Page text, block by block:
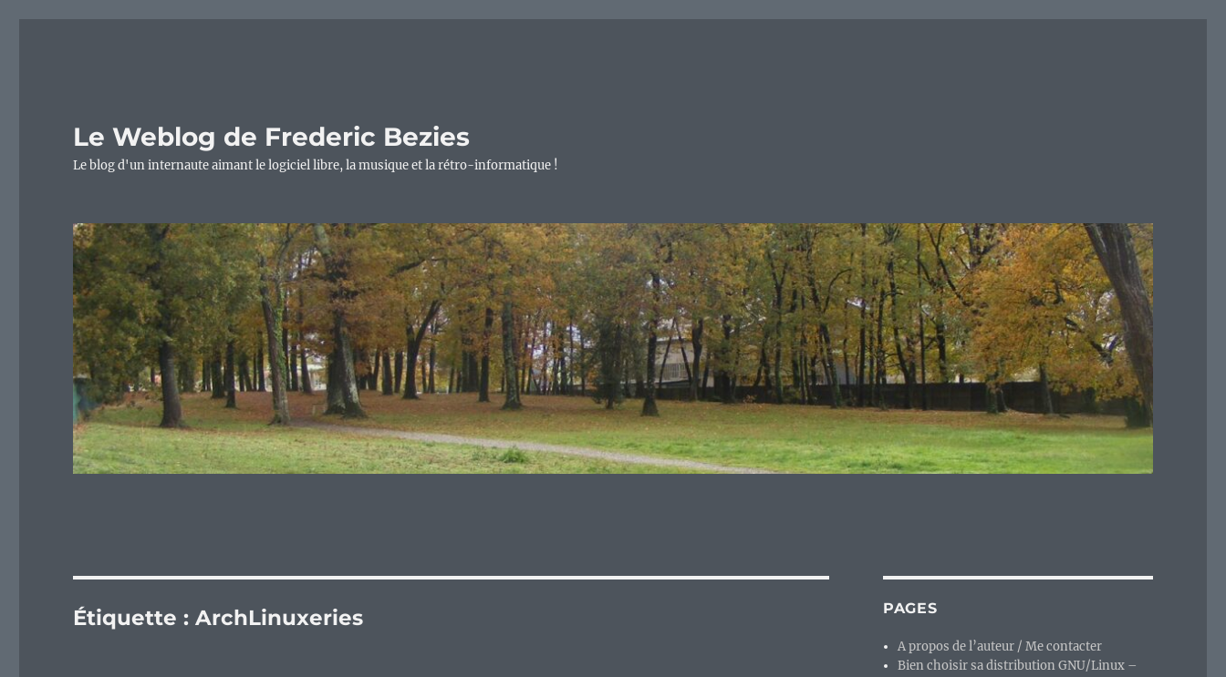
Le Weblog de Frederic Bezies
Le blog d'un internaute aimant le logiciel libre, la musique et la rétro-informatique !
Étiquette :ArchLinuxeries PAGES
A propos de l’auteur / Me contacter
Bien choisir sa distribution GNU/Linux –